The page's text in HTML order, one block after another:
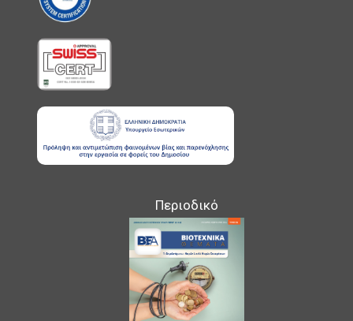
Περιοδικό